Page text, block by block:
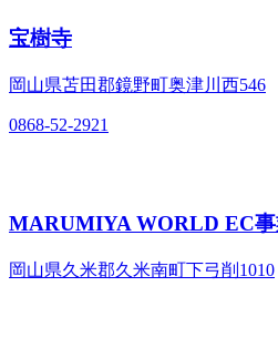
宝樹寺
岡山県苫田郡鏡野町奥津川西546
0868-52-2921
MARUMIYA WORLD EC事
岡山県久米郡久米南町下弓削1010